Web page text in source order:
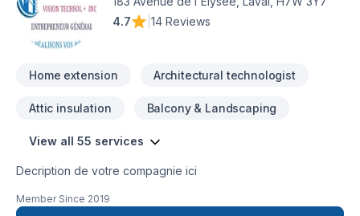
4.7
14 Reviews
Home extension Architectural technologist
Attic insulation Balcony & Landscaping
View all 55 services
Decription de votre compagnie ici
Member Since 2019